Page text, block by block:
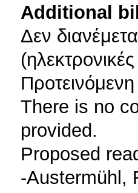
Additional
Δεν
There is no
provided.
Proposed
-Austermühl,